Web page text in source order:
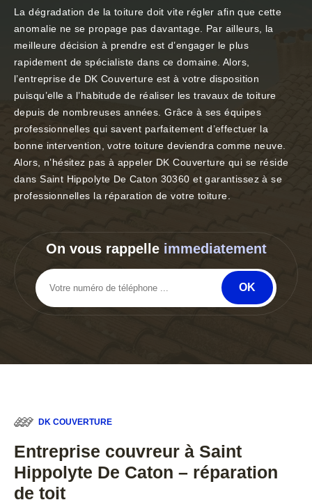
La dégradation de la toiture doit vite régler afin que cette
anomalie ne se propage pas davantage. Par ailleurs, la
meilleure décision à prendre est d’engager le plus
rapidement de spécialiste dans ce domaine. Alors,
l’entreprise de DK Couverture est à votre disposition
puisqu’elle a l’habitude de réaliser les travaux de toiture
depuis de nombreuses années. Grâce à ses équipes
professionnelles qui savent parfaitement d’effectuer la
bonne intervention, votre toiture deviendra comme neuve.
Alors, n’hésitez pas à appeler DK Couverture qui se réside
dans Saint Hippolyte De Caton 30360 et garantissez à se
professionnelles la réparation de votre toiture.
On vous rappelle immediatement
DK COUVERTURE
Entreprise couvreur à Saint
Hippolyte De Caton – réparation
de toit